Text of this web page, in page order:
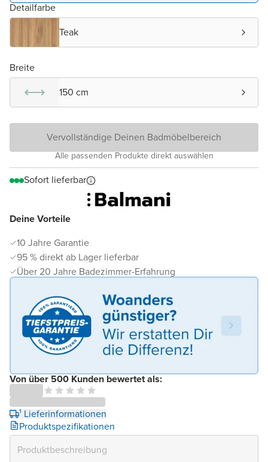
Deine Vorteile
10 Jahre Garantie
95 % direkt ab Lager lieferbar
Über 20 Jahre Badezimmer-Erfahrung
Von über 500 Kunden bewertet als:
¹ Lieferinformationen
Produktspezifikationen
Detailfarbe
Teak
Breite
150 cm
Vervollständige Deinen Badmöbelbereich
Alle passenden Produkte direkt auswählen
Sofort lieferbar